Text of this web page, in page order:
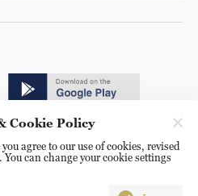
All Rights Reserved. 16A
100040
Cookie Policy
agree to our use of cookies, revised
can change your cookie settings